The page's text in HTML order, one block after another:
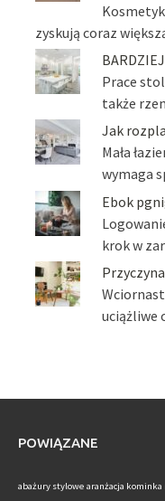
zyskują coraz
Prace
także
Jak
Mała
wymaga
Ebok
krok w
uciążliwe
POWIĄZANE
abażury stylowe aranżacja kominka